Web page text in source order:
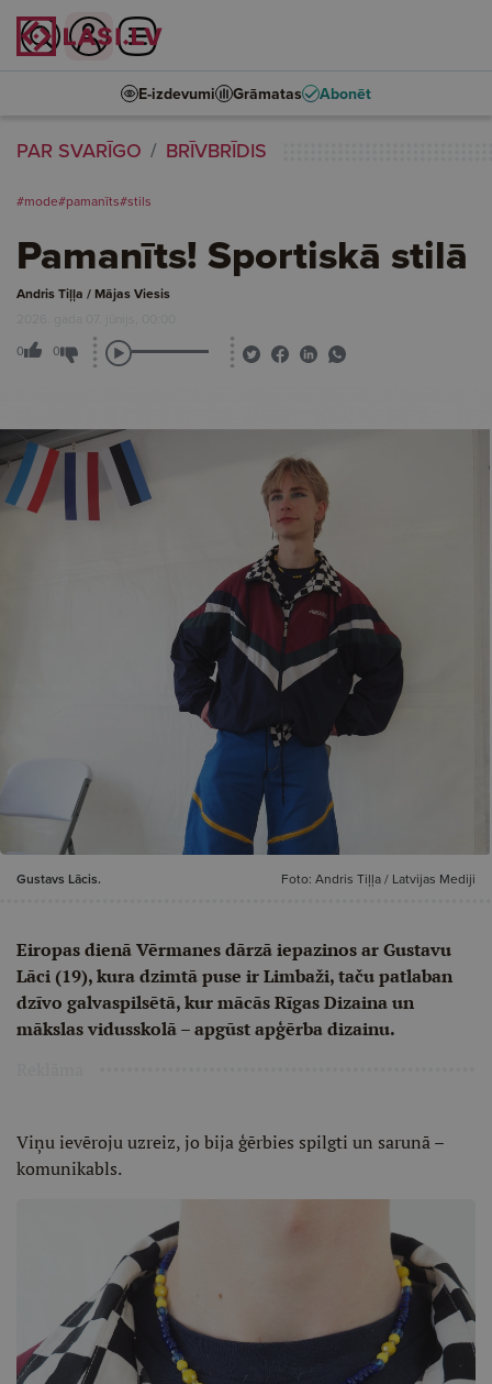
E-izdevumi Grāmatas Abonēt
PAR SVARĪGO BRĪVBRĪDIS
#mode#pamanīts#stils
Pamanīts! Sportiskā stilā
Andris Tiļļa / Mājas Viesis
2026. gada 07. jūnijs, 00:00
0 0
Gustavs Lācis. Foto: Andris Tiļļa / Latvijas Mediji
Eiropas dienā Vērmanes dārzā iepazinos ar Gustavu
Lāci (19), kura dzimtā puse ir Limbaži, taču patlaban
dzīvo galvaspilsētā, kur mācās Rīgas Dizaina un
mākslas vidusskolā – apgūst apģērba dizainu.
Viņu ievēroju uzreiz, jo bija ģērbies spilgti un sarunā –
komunikabls.